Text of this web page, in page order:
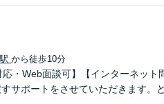
から徒歩10分
応・Web面談可】【インターネッ
サポートをさせていただきます。